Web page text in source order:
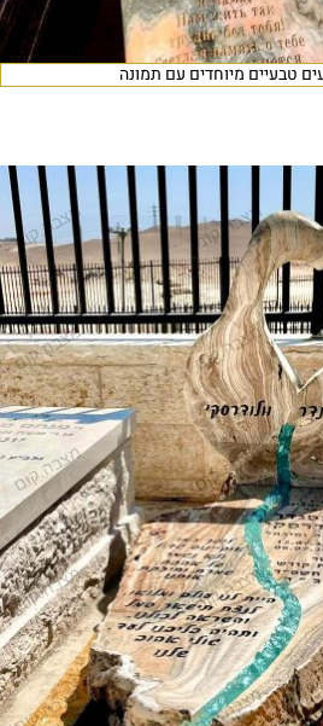
טבעיים מיוחדים עם תמונה